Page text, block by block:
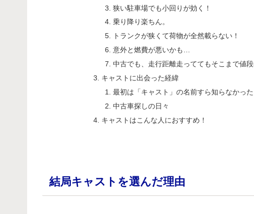
狭い駐車場でも小回りが効く！
乗り降り楽ちん。
トランクが狭くて荷物が全然載らない！
意外と燃費が悪いかも…
中古でも、走行距離走っててもそこまで値段
キャストに出会った経緯
最初は「キャスト」の名前すら知らなかった
中古車探しの日々
キャストはこんな人におすすめ！
結局キャストを選んだ理由